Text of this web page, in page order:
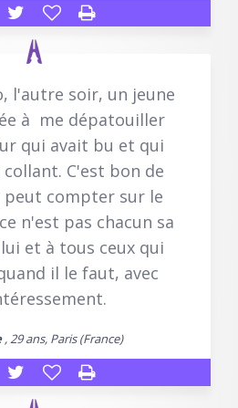
l'autre soir, un jeune
à me dépatouiller
qui avait bu et qui
C'est bon de
peut compter sur le
n'est pas chacun sa
et à tous ceux qui
il le faut, avec
, 29 ans, Paris (France)